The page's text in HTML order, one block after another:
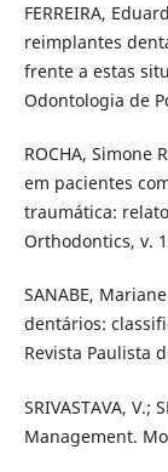
FERREIRA,
reimplantes
frente a estas
Odontologia de
ROCHA, Simone
em pacientes
traumática:
Orthodontics, v.
SANABE,
dentários:
Revista Paulista
SRIVASTAVA,
Management.